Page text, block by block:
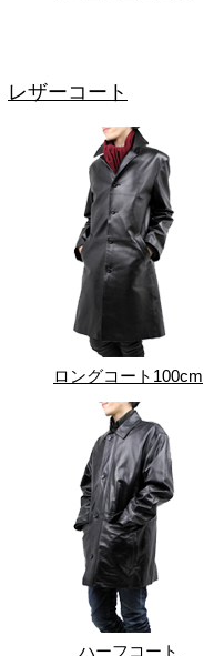
レザーコート
ロングコート100cm
ハーフコート